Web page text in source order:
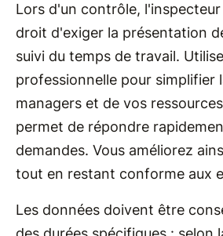
Lors d'un contrôle,
droit d'exiger la présentation
suivi du temps de travail.
professionnelle pour simplifier
managers et de vos
permet de répondre
demandes. Vous améliorez
tout en restant conforme aux
Les données doivent être